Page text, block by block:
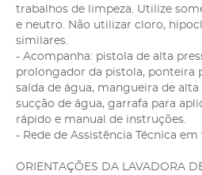
trabalhos de limpeza. Utilize
e neutro. Não utilizar cloro,
similares.
- Acompanha: pistola de alta
prolongador da pistola, ponteira
saída de água, mangueira de
sucção de água, garrafa para
rápido e manual de instruções.
- Rede de Assistência Técnica
ORIENTAÇÕES DA LAVADORA